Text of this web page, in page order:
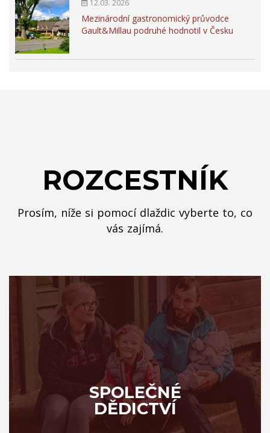
12.03. 2026
Mezinárodní gastronomický průvodce
Gault&Millau podruhé hodnotil v Česku
ROZCESTNÍK
Prosím, níže si pomocí dlaždic vyberte to, co
vás zajímá.
SPOLEČNÉ
DĚDICTVÍ